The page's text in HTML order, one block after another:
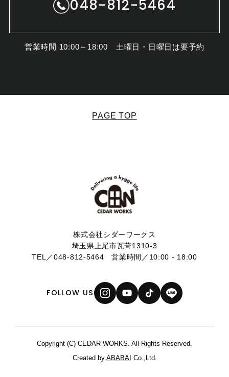
048-812-5464
営業時間 10:00～18:00 土曜日・日曜日は要予約
PAGE TOP
株式会社シダーワークス
埼玉県上尾市瓦葺1310-3
TEL／048-812-5464 営業時間／10:00 - 18:00
FOLLOW US
Copyright (C) CEDAR WORKS. All Rights Reserved.
Created by ABABAI Co.,Ltd.